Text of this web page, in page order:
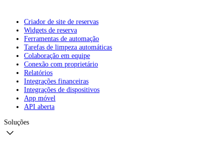
Criador de site de reservas
Widgets de reserva
Ferramentas de automação
Tarefas de limpeza automáticas
Colaboração em equipe
Conexão com proprietário
Relatórios
Integrações financeiras
Integrações de dispositivos
App móvel
API aberta
Soluções